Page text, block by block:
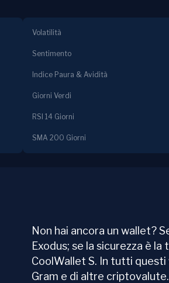
Volatilità
Sentimento
Indice Paura & Avidità
Giorni Verdi
RSI 14 Giorni
SMA 200 Giorni
Non hai ancora un wallet?
Exodus; se la sicurezza è
CoolWallet S. In tutti
Gram e di altre